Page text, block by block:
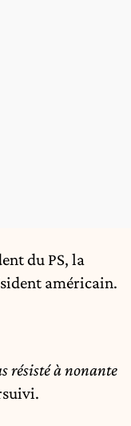
du PS, la
américain.
résisté à nonante